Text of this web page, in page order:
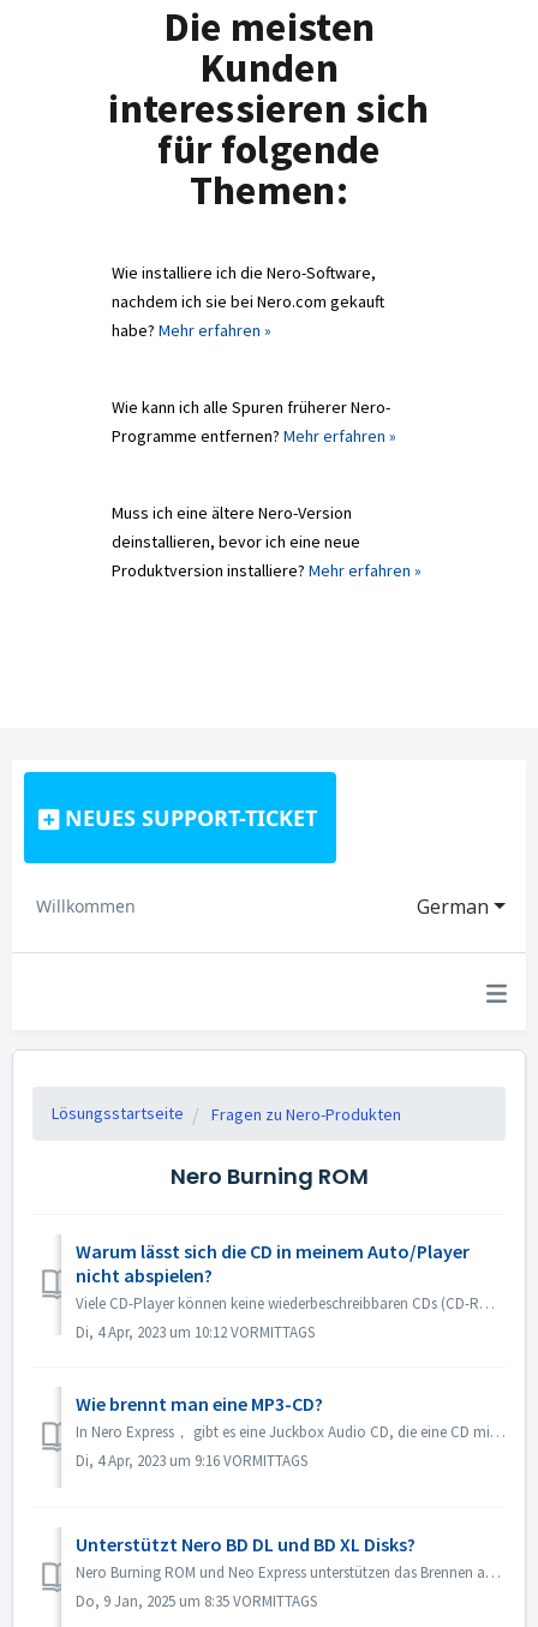
Die meisten
Kunden
interessieren sich
für folgende
Themen:
Wie installiere ich die Nero-Software,
nachdem ich sie bei Nero.com gekauft
habe? Mehr erfahren »
Wie kann ich alle Spuren früherer Nero-
Programme entfernen? Mehr erfahren »
Muss ich eine ältere Nero-Version
deinstallieren, bevor ich eine neue
Produktversion installiere? Mehr erfahren »
NEUES SUPPORT-TICKET
German
Willkommen
Lösungsstartseite Fragen zu Nero-Produkten
Nero Burning ROM
Warum lässt sich die CD in meinem Auto/Player
nicht abspielen?
Viele CD-Player können keine wiederbeschreibbaren CDs (CD-RW) lesen. Sie sollten daher normale CD-ROMs zum Brennen von Audio-CDs verwenden.
Di, 4 Apr, 2023 um 10:12 VORMITTAGS
Wie brennt man eine MP3-CD?
In Nero Express， gibt es eine Juckbox Audio CD, die eine CD mit all Ihren Lieblings-MP3-, WMA- oder Nero AAC-Dateien erstellt, die auf jedem PC oder CD/DVD-...
Di, 4 Apr, 2023 um 9:16 VORMITTAGS
Unterstützt Nero BD DL und BD XL Disks?
Nero Burning ROM und Neo Express unterstützen das Brennen auf BD DL- (50 GB) und BD XL-Discs (100 GB und 128 G). Nero Video unterstützt das Brennen auf BD D...
Do, 9 Jan, 2025 um 8:35 VORMITTAGS